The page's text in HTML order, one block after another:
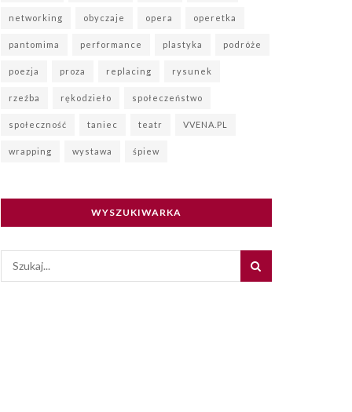
networking obyczaje opera operetka
pantomima performance plastyka podróże
poezja proza replacing rysunek
rzeźba rękodzieło społeczeństwo
społeczność taniec teatr VVENA.PL
wrapping wystawa śpiew
WYSZUKIWARKA